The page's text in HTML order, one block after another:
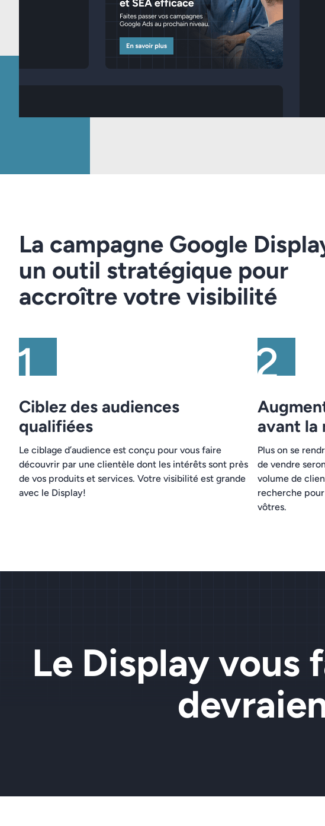
La campagne Google
un outil stratégique pour
accroître votre visibilité
Ciblez des audiences
qualifiées
Le ciblage d’audience est conçu pour vous faire
découvrir par une clientèle dont les intérêts sont près
de vos produits et services. Votre visibilité est grande
avec le Display!
avant la
Plus on se
de vendre
volume de
recherche
vôtres.
Le Display vous